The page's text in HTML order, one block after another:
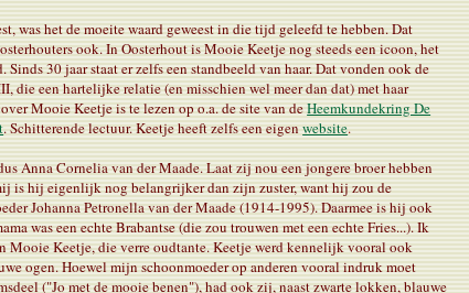
was het de moeite waard geweest in die tijd geleefd te hebben. Dat
ook. In Oosterhout is Mooie Keetje nog steeds een icoon, het
Sinds 30 jaar staat er zelfs een standbeeld van haar. Dat vonden ook de
die een hartelijke relatie (en misschien wel meer dan dat) met haar
Mooie Keetje is te lezen op o.a. de site van deHeemkundekring De
. Schitterende lectuur.Keetje heeft zelfs een eigenwebsite.
Anna Cornelia van der Maade. Laat zij nou een jongere broer hebben
is hij eigenlijk nog belangrijker dan zijn zuster, want hij zou de
Johanna Petronella van der Maade (1914-1995). Daarmee is hij ook
was een echte Brabantse (die zou trouwen met een echte Fries...). Ik
Mooie Keetje, die verre oudtante. Keetje werd kennelijk vooral ook
ogen. Hoewel mijn schoonmoeder op anderen vooral indruk moet
("Jo met de mooie benen"), had ook zij, naast zwarte lokken, blauwe